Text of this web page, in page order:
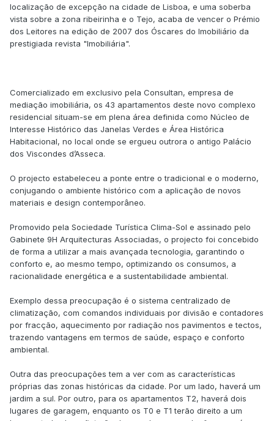
localização de excepção na cidade de Lisboa, e uma soberba
vista sobre a zona ribeirinha e o Tejo, acaba de vencer o Prémio
dos Leitores na edição de 2007 dos Óscares do Imobiliário da
prestigiada revista "Imobiliária".
Comercializado em exclusivo pela Consultan, empresa de
mediação imobiliária, os 43 apartamentos deste novo complexo
residencial situam-se em plena área definida como Núcleo de
Interesse Histórico das Janelas Verdes e Área Histórica
Habitacional, no local onde se ergueu outrora o antigo Palácio
dos Viscondes d’Asseca.
O projecto estabeleceu a ponte entre o tradicional e o moderno,
conjugando o ambiente histórico com a aplicação de novos
materiais e design contemporâneo.
Promovido pela Sociedade Turística Clima-Sol e assinado pelo
Gabinete 9H Arquitecturas Associadas, o projecto foi concebido
de forma a utilizar a mais avançada tecnologia, garantindo o
conforto e, ao mesmo tempo, optimizando os consumos, a
racionalidade energética e a sustentabilidade ambiental.
Exemplo dessa preocupação é o sistema centralizado de
climatização, com comandos individuais por divisão e contadores
por fracção, aquecimento por radiação nos pavimentos e tectos,
trazendo vantagens em termos de saúde, espaço e conforto
ambiental.
Outra das preocupações tem a ver com as características
próprias das zonas históricas da cidade. Por um lado, haverá um
jardim a sul. Por outro, para os apartamentos T2, haverá dois
lugares de garagem, enquanto os T0 e T1 terão direito a um